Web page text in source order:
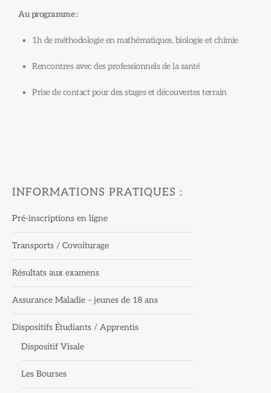
Au programme :
1h de méthodologie en mathématiques, biologie et chimie
Rencontres avec des professionnels de la santé
Prise de contact pour des stages et découvertes terrain
INFORMATIONS PRATIQUES :
Pré-inscriptions en ligne
Transports / Covoiturage
Résultats aux examens
Assurance Maladie – jeunes de 18 ans
Dispositifs Étudiants / Apprentis
Dispositif Visale
Les Bourses